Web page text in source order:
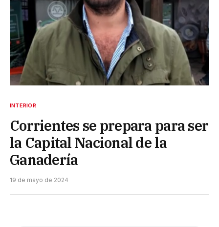
INTERIOR
Corrientes se prepara para ser
la Capital Nacional de la
Ganadería
19 de mayo de 2024